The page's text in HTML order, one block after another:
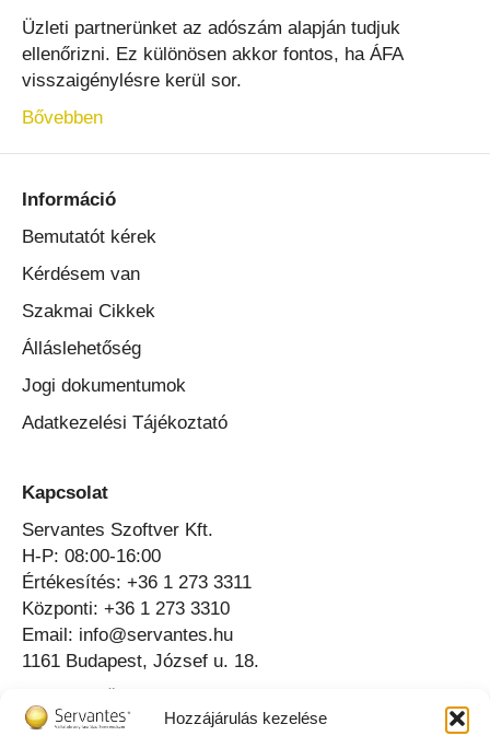
Hozzájárulás kezelése
Üzleti partnerünket az adószám alapján tudjuk
ellenőrizni. Ez különösen akkor fontos, ha ÁFA
visszaigénylésre kerül sor.
Bővebben
Információ
Bemutatót kérek
Kérdésem van
Szakmai Cikkek
Álláslehetőség
Jogi dokumentumok
Adatkezelési Tájékoztató
Kapcsolat
Servantes Szoftver Kft.
H-P: 08:00-16:00
Értékesítés: +36 1 273 3311
Központi: +36 1 273 3310
Email: info@servantes.hu
1161 Budapest, József u. 18.
Online Ügyfélszolgálat ⟶